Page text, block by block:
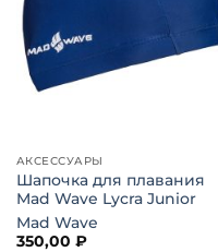
АКСЕССУАРЫ
Шапочка для плавания
Mad Wave Lycra Junior
Mad Wave
350,00 ₽